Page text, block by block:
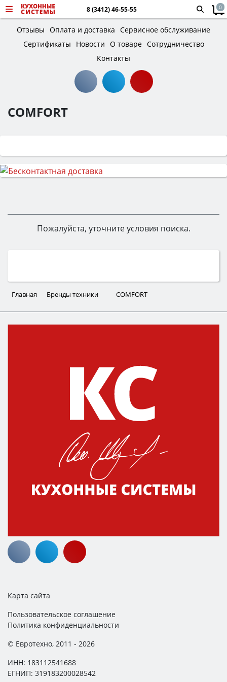
8 (3412) 46-55-55 0
Отзывы Оплата и доставка Сервисное обслуживание
Сертификаты
Новости О товаре Сотрудничество
Контакты
COMFORT
Пожалуйста, уточните условия поиска.
Главная Бренды техники COMFORT
Карта сайта
Пользовательское соглашение
Политика конфиденциальности
© Евротехно, 2011 - 2026
ИНН: 183112541688
ЕГНИП: 319183200028542